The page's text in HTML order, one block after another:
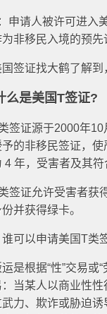
：申请人被许可进
非移民入境的预先
国签证找大鹤了解
么是美国T签证?
签证源于2000年
予的非移民签证，
4 年，受害者及其
签证允许受害者获
并获得绿卡。
可以申请美国T类
是根据“性”交易或
当某人以商业性
武力、欺诈或胁迫